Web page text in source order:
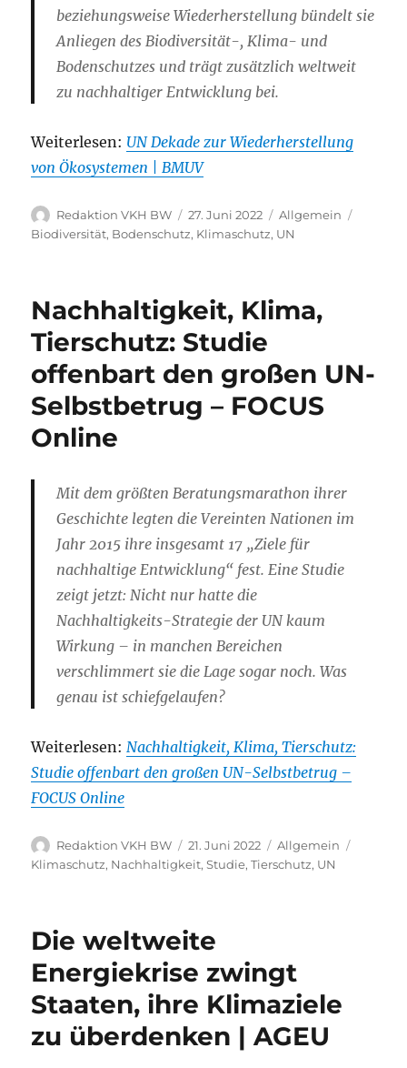
beziehungsweise Wiederherstellung bündelt sie
Anliegen des Biodiversität-, Klima- und
Bodenschutzes und trägt zusätzlich weltweit
zu nachhaltiger Entwicklung bei.
Weiterlesen: UN Dekade zur Wiederherstellung
von Ökosystemen | BMUV
Autor
Redaktion VKH BW
Veröffentlicht
am
27. Juni 2022 Kategorien
Allgemein
Biodiversität, Bodenschutz, Klimaschutz, UN
Nachhaltigkeit, Klima,
Tierschutz: Studie
offenbart den großen UN-
Selbstbetrug – FOCUS
Online
Mit dem größten Beratungsmarathon ihrer
Geschichte legten die Vereinten Nationen im
Jahr 2015 ihre insgesamt 17 „Ziele für
nachhaltige Entwicklung“ fest. Eine Studie
zeigt jetzt: Nicht nur hatte die
Nachhaltigkeits-Strategie der UN kaum
Wirkung – in manchen Bereichen
verschlimmert sie die Lage sogar noch. Was
genau ist schiefgelaufen?
Weiterlesen: Nachhaltigkeit, Klima, Tierschutz:
Studie offenbart den großen UN-Selbstbetrug –
FOCUS Online
Autor
Redaktion VKH BW
Veröffentlicht
am
21. Juni 2022 Kategorien
Allgemein
Klimaschutz, Nachhaltigkeit,Studie,Tierschutz, UN
Die weltweite
Energiekrise zwingt
Staaten, ihre Klimaziele
zu überdenken | AGEU